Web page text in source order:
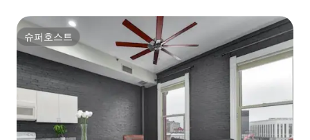
슈퍼호스트
슈퍼호스트